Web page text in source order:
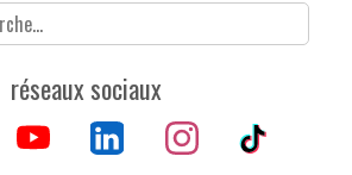
réseaux sociaux